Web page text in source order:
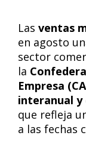
Las ventas
en agosto
sector
la
Empresa
interanual y
que refleja
a las fechas